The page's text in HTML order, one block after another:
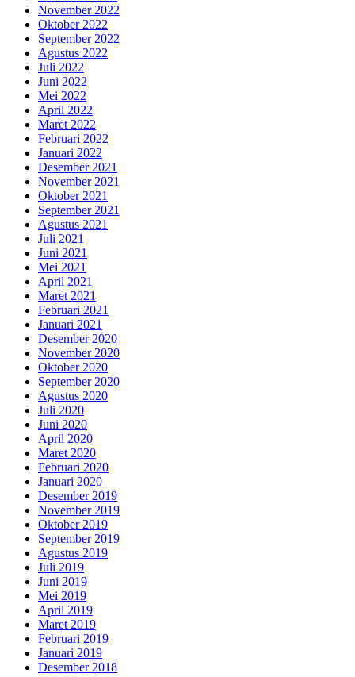
November 2022
Oktober 2022
September 2022
Agustus 2022
Juli 2022
Juni 2022
Mei 2022
April 2022
Maret 2022
Februari 2022
Januari 2022
Desember 2021
November 2021
Oktober 2021
September 2021
Agustus 2021
Juli 2021
Juni 2021
Mei 2021
April 2021
Maret 2021
Februari 2021
Januari 2021
Desember 2020
November 2020
Oktober 2020
September 2020
Agustus 2020
Juli 2020
Juni 2020
April 2020
Maret 2020
Februari 2020
Januari 2020
Desember 2019
November 2019
Oktober 2019
September 2019
Agustus 2019
Juli 2019
Juni 2019
Mei 2019
April 2019
Maret 2019
Februari 2019
Januari 2019
Desember 2018